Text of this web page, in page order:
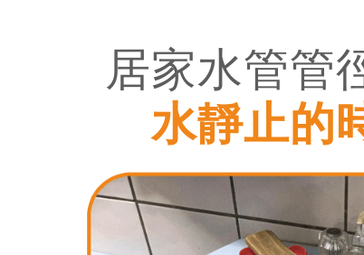
居家水管管
水靜止的